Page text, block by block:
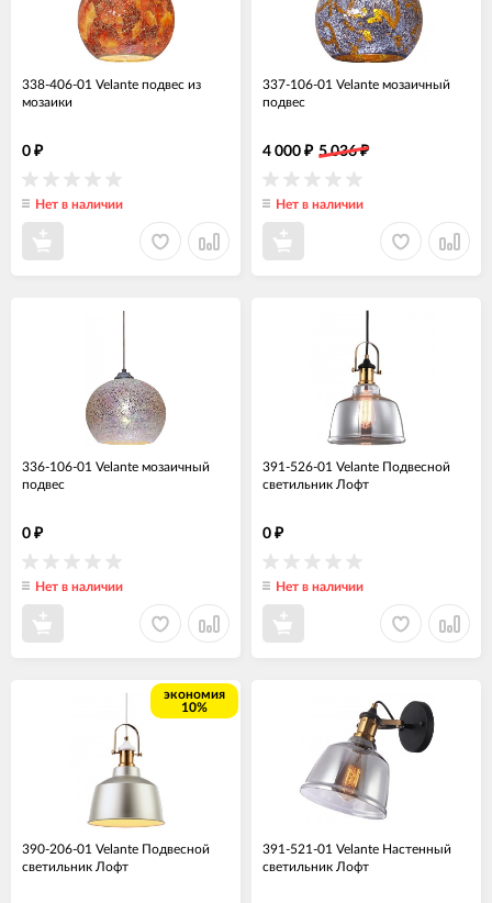
338-406-01 Velante подвес из
мозаики
0 ₽
Нет в наличии
337-106-01 Velante мозаичный
подвес
4 000 ₽ 5 036₽
Нет в наличии
336-106-01 Velante мозаичный
подвес
0 ₽
Нет в наличии
391-526-01 Velante Подвесной
светильник Лофт
0 ₽
Нет в наличии
экономия
10%
390-206-01 Velante Подвесной
светильник Лофт
391-521-01 Velante Настенный
светильник Лофт